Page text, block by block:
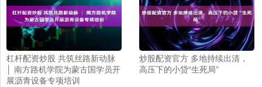
杠杆配资炒股 共筑丝路新动脉
│ 南方路机学院为蒙古国学员开
展沥青设备专项培训
炒股配资官方 多地持续出清，
高压下的小贷“生死局”